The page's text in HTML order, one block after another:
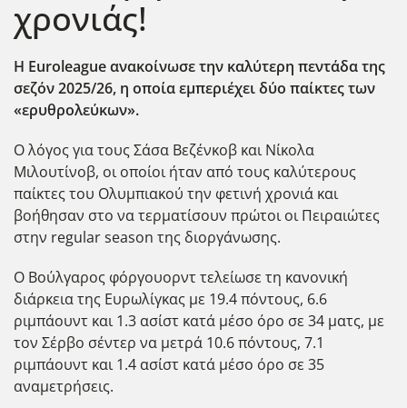
χρονιάς!
Η Euroleague ανακοίνωσε την καλύτερη πεντάδα της
σεζόν 2025/26, η οποία εμπεριέχει δύο παίκτες των
«ερυθρολεύκων».
Ο λόγος για τους Σάσα Βεζένκοβ και Νίκολα
Μιλουτίνοβ, οι οποίοι ήταν από τους καλύτερους
παίκτες του Ολυμπιακού την φετινή χρονιά και
βοήθησαν στο να τερματίσουν πρώτοι οι Πειραιώτες
στην regular season της διοργάνωσης.
Ο Βούλγαρος φόργουορντ τελείωσε τη κανονική
διάρκεια της Ευρωλίγκας με 19.4 πόντους, 6.6
ριμπάουντ και 1.3 ασίστ κατά μέσο όρο σε 34 ματς, με
τον Σέρβο σέντερ να μετρά 10.6 πόντους, 7.1
ριμπάουντ και 1.4 ασίστ κατά μέσο όρο σε 35
αναμετρήσεις.